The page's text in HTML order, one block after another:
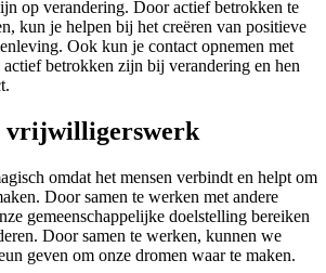
op verandering. Door actief betrokken te
kun je helpen bij het creëren van positieve
Ook kun je contact opnemen met
betrokken zijn bij verandering en hen
vrijwilligerswerk
omdat het mensen verbindt en helpt om
Door samen te werken met andere
gemeenschappelijke doelstelling bereiken
Door samen te werken, kunnen we
geven om onze dromen waar te maken.